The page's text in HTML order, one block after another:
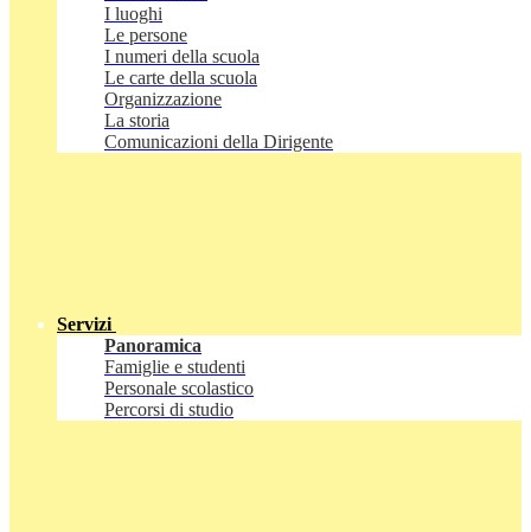
I luoghi
Le persone
I numeri della scuola
Le carte della scuola
Organizzazione
La storia
Comunicazioni della Dirigente
Servizi
Panoramica
Famiglie e studenti
Personale scolastico
Percorsi di studio